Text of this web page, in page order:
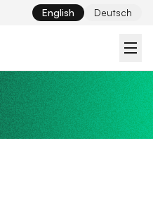
English Deutsch